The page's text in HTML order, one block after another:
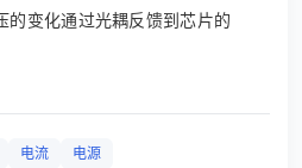
的变化通过光耦反馈到芯片的
电流 电源